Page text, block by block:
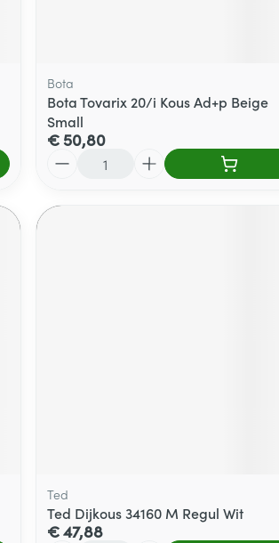
Bota
Bota Tovarix 20/i Kous Ad+p Beige
Small
€ 50,80
Ted
Ted Dijkous 34160 M Regul Wit
€ 47,88